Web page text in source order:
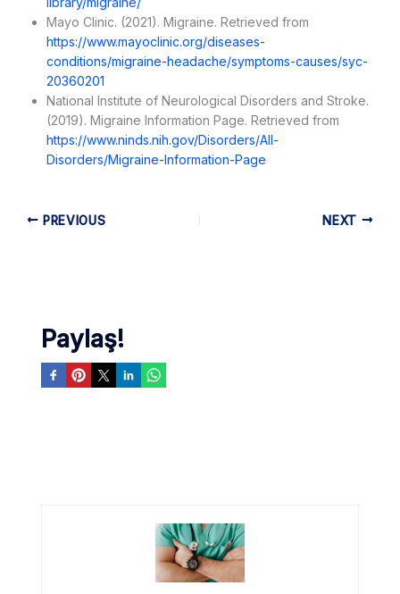
Mayo Clinic. (2021). Migraine. Retrieved from
https://www.mayoclinic.org/diseases-
conditions/migraine-headache/symptoms-causes/syc-
20360201
National Institute of Neurological Disorders and Stroke.
(2019). Migraine Information Page. Retrieved from
https://www.ninds.nih.gov/Disorders/All-
Disorders/Migraine-Information-Page
PREVIOUS NEXT
Paylaş!